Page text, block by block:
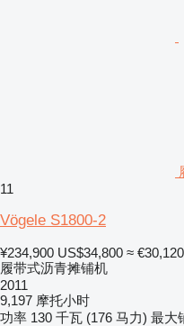
11
Vögele S1800-2
¥234,900 US$34,800 ≈ €30,120
履带式沥青摊铺机
2011
9,197 摩托小时
功率 130 千瓦 (176 马力) 最大